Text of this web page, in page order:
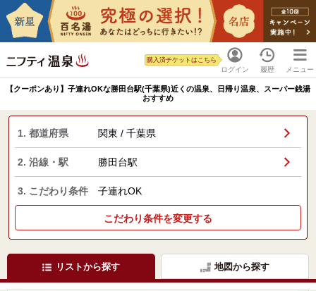
ログイン
購入済チケットはこちら
履歴 メニュー
【クーポンあり】子連れOKな勝田台駅(千葉県)近くの温泉、日帰り温泉、スーパー銭湯
おすすめ
1. 都道府県 関東 / 千葉県
2. 沿線・駅 勝田台駅
3. こだわり条件 子連れOK
こだわり条件を変更する
リストから探す 地図から探す